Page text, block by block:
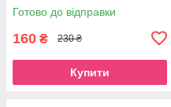
Готово до відправки
160 ₴ 230 ₴
Купити